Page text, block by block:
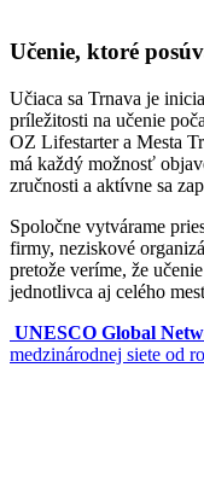
Učenie, ktoré
Učiaca sa Trnava je
príležitosti na učenie
OZ Lifestarter a Mesta
má každý možnosť
zručnosti a aktívne sa
Spoločne vytvárame
firmy, neziskové
pretože veríme, že
jednotlivca aj celého
UNESCO Global
medzinárodnej siete od